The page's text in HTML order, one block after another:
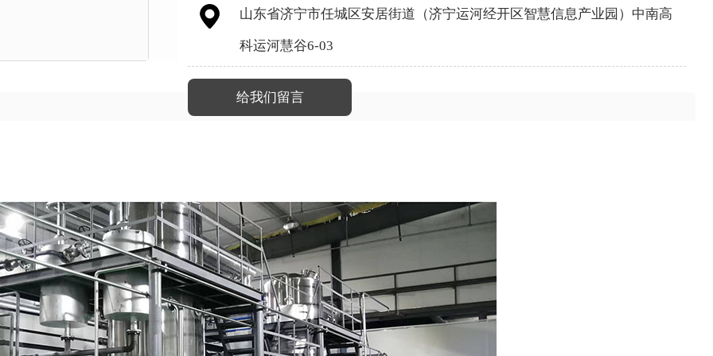
山东省济宁市任城区安居街道（济宁运河经开区智慧信息产业园）中南高
科运河慧谷6-03
给我们留言